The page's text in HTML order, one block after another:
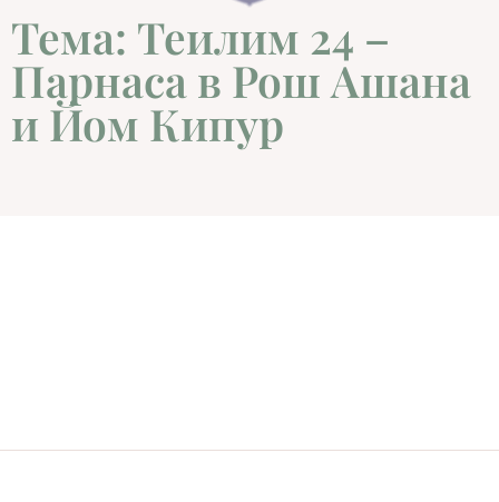
Тема: Теилим 24 –
Парнаса в Рош Ашана
и Йом Кипур